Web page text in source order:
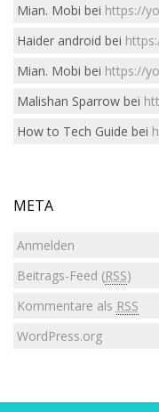
Mian. Mobi bei https://
Haider android bei
Mian. Mobi bei https://
Malishan Sparrowbei
How to Tech Guide bei
META
Anmelden
Beitrags-Feed (RSS)
Kommentare als RSS
WordPress.org